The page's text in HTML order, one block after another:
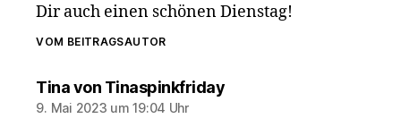
Dir auch einen schönen Dienstag!
VOM BEITRAGSAUTOR
Tina von Tinaspinkfridaysagt:
9. Mai 2023 um 19:04 Uhr